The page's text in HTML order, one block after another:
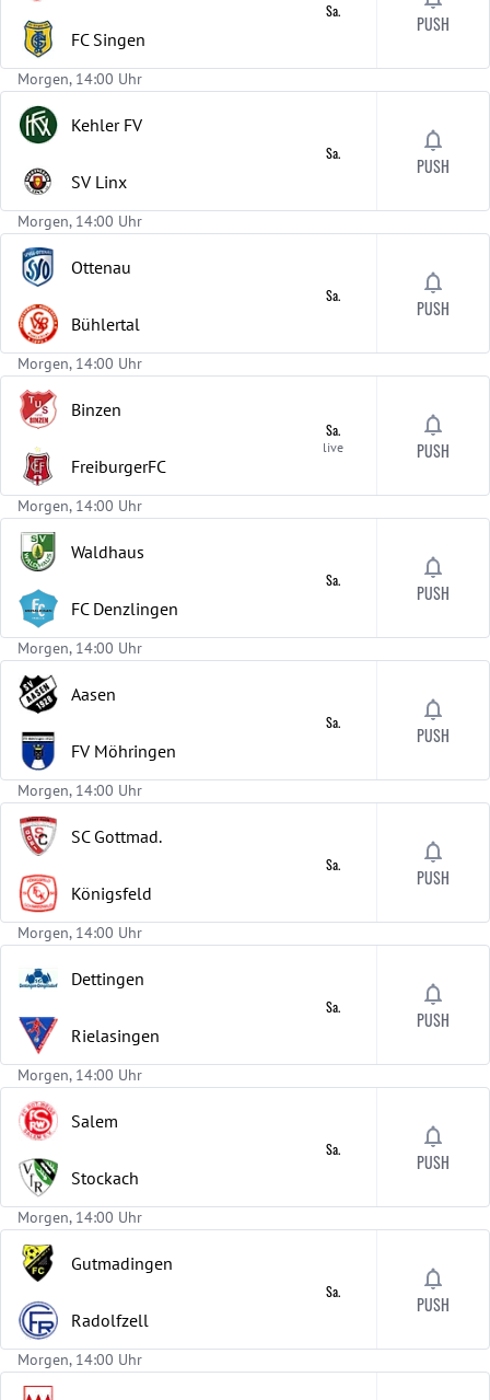
FC Singen
Sa.
PUSH
Morgen, 14:00 Uhr
Kehler FV
SV Linx
Sa.
PUSH
Morgen, 14:00 Uhr
Ottenau
Bühlertal
Sa.
PUSH
Morgen, 14:00 Uhr
Binzen
FreiburgerFC
Sa.
live PUSH
Morgen, 14:00 Uhr
Waldhaus
FC Denzlingen
Sa.
PUSH
Morgen, 14:00 Uhr
Aasen
FV Möhringen
Sa.
PUSH
Morgen, 14:00 Uhr
SC Gottmad.
Königsfeld
Sa.
PUSH
Morgen, 14:00 Uhr
Dettingen
Rielasingen
Sa.
PUSH
Morgen, 14:00 Uhr
Salem
Stockach
Sa.
PUSH
Morgen, 14:00 Uhr
Gutmadingen
Radolfzell
Sa.
PUSH
Morgen, 14:00 Uhr